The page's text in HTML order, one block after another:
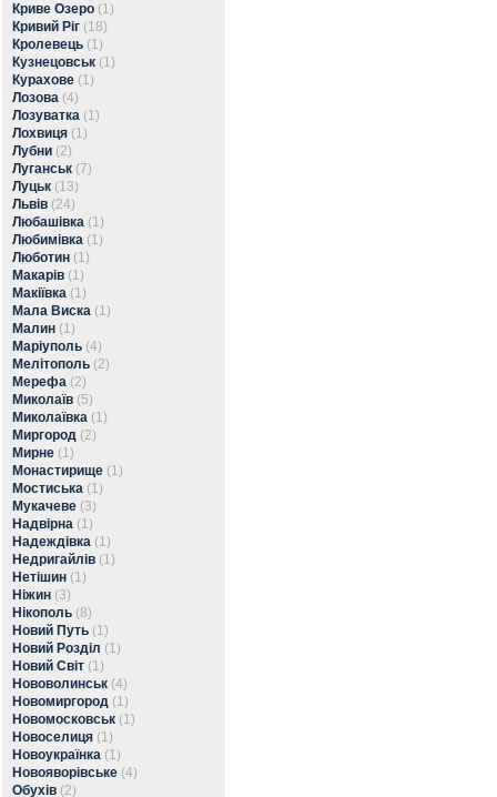
Криве Озеро (1)
Кривий Ріг (18)
Кролевець (1)
Кузнецовськ (1)
Курахове (1)
Лозова (4)
Лозуватка (1)
Лохвиця (1)
Лубни (2)
Луганськ (7)
Луцьк (13)
Львів (24)
Любашівка (1)
Любимівка (1)
Люботин (1)
Макарів (1)
Макіївка (1)
Мала Виска (1)
Малин (1)
Маріуполь (4)
Мелітополь (2)
Мерефа (2)
Миколаїв (5)
Миколаївка (1)
Миргород (2)
Мирне (1)
Монастирище (1)
Мостиська (1)
Мукачеве (3)
Надвірна (1)
Надеждівка (1)
Недригайлів (1)
Нетішин (1)
Ніжин (3)
Нікополь (8)
Новий Путь (1)
Новий Розділ (1)
Новий Світ (1)
Нововолинськ (4)
Новомиргород (1)
Новомосковськ (1)
Новоселиця (1)
Новоукраїнка (1)
Новояворівське (4)
Обухів (2)